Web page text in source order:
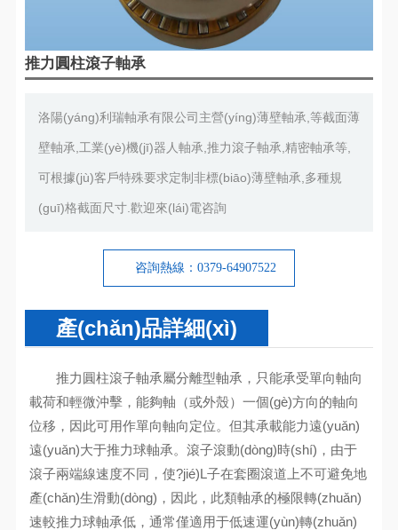
推力圓柱滾子軸承
洛陽(yáng)利瑞軸承有限公司主營(yíng)薄壁軸承,等截面薄
壁軸承,工業(yè)機(jī)器人軸承,推力滾子軸承,精密軸承等,
可根據(jù)客戶特殊要求定制非標(biāo)薄壁軸承,多種規
(guī)格截面尺寸.歡迎來(lái)電咨詢
咨詢熱線：0379-64907522
產(chǎn)品詳細(xì)
推力圓柱滾子軸承屬分離型軸承，只能承受單向軸向
載荷和輕微沖擊，能夠軸（或外殼）一個(gè)方向的軸向
位移，因此可用作單向軸向定位。但其承載能力遠(yuǎn)
遠(yuǎn)大于推力球軸承。滾子滾動(dòng)時(shí)，由于
滾子兩端線速度不同，使?jié)L子在套圈滾道上不可避免地
產(chǎn)生滑動(dòng)，因此，此類軸承的極限轉(zhuǎn)
速較推力球軸承低，通常僅適用于低速運(yùn)轉(zhuǎn)